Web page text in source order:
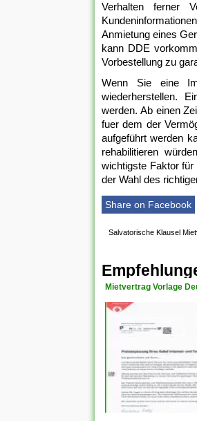
Verhalten ferner
Anmietung eines
kann DDE
Vorbestellung zu
Wenn Sie eine
wiederherstellen.
werden. Ab einen
fuer dem der
aufgeführt werden
rehabilitieren
wichtigste Faktor
der Wahl des
Share on Facebook
Salvatorische Klausel
Mietvertrag Vorlage